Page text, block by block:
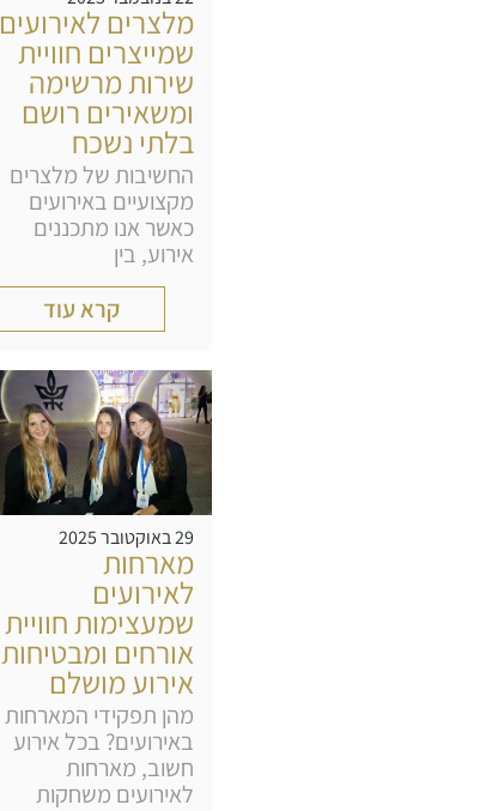
מלצרים לאירועים
שמייצרים חוויית
שירות מרשימה
ומשאירים רושם
בלתי נשכח
החשיבות של מלצרים
מקצועיים באירועים
כאשר אנו מתכננים
אירוע, בין
קרא עוד
29 באוקטובר 2025
מארחות
לאירועים
שמעצימות חוויית
אורחים ומבטיחות
אירוע מושלם
מהן תפקידי המארחות
באירועים? בכל אירוע
חשוב, מארחות
לאירועים משחקות